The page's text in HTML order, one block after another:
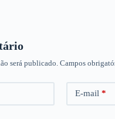
será publicado. Campos
E-mail*